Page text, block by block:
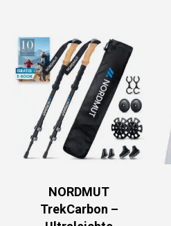
NORDMUT
TrekCarbon –